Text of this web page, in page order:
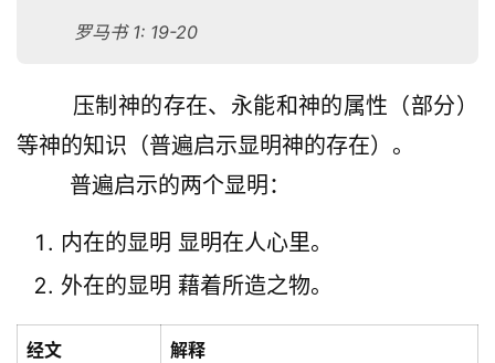
罗马书 1: 19-20
等神的知识（普遍启示显明神的存在）。
        普遍启示的两个显明：
内在的显明 显明在人心里。
外在的显明 藉着所造之物。
经文 解释